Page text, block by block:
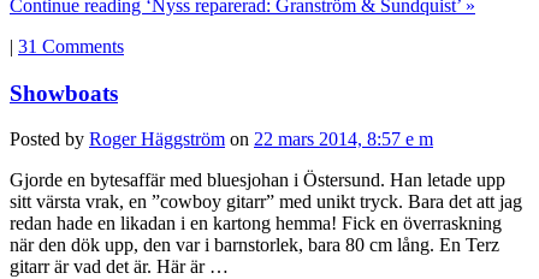
Continue reading ‘Nyss reparerad: Granström & Sundquist’ »
| 31 Comments
Showboats
Posted by Roger Häggström on 22 mars 2014, 8:57 e m
Gjorde en bytesaffär med bluesjohan i Östersund. Han letade upp
sitt värsta vrak, en ”cowboy gitarr” med unikt tryck. Bara det att jag
redan hade en likadan i en kartong hemma! Fick en överraskning
när den dök upp, den var i barnstorlek, bara 80 cm lång. En Terz
gitarr är vad det är. Här är …